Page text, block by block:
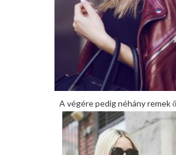
A végére pedig néhány remek